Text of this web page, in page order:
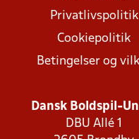
Privatlivspolitik
Cookiepolitik
Betingelser og
Dansk Boldspil-
DBU Allé 1